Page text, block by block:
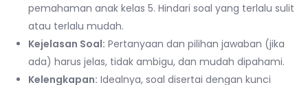
pemahaman anak kelas 5. Hindari soal yang terlalu sulit
atau terlalu mudah.
Kejelasan Soal: Pertanyaan dan pilihan jawaban (jika
ada) harus jelas, tidak ambigu, dan mudah dipahami.
Kelengkapan: Idealnya, soal disertai dengan kunci